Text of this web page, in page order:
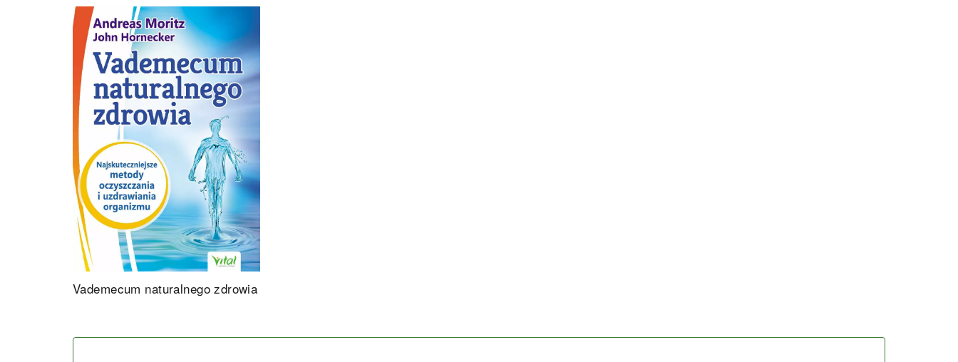
Vademecum naturalnego zdrowia